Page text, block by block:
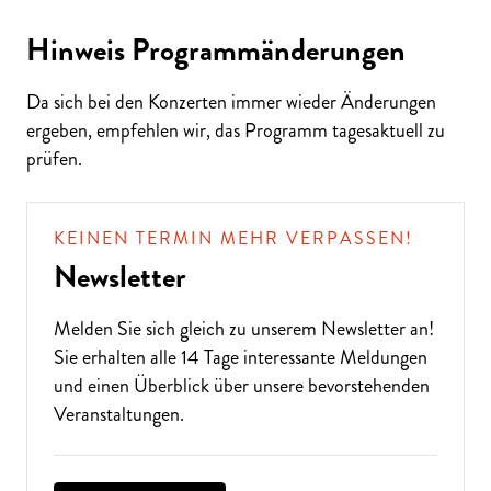
ALTE MUSIK BIS ZEITGENÖSSISCH
LIEBEN SIE DIE OPER?
Hinweis Programmänderungen
Da sich bei den Konzerten immer wieder Änderungen
ergeben, empfehlen wir, das Programm tagesaktuell zu
prüfen.
KEINEN TERMIN MEHR VERPASSEN!
Newsletter
Melden Sie sich gleich zu unserem Newsletteran!
Sie erhalten alle 14 Tage interessante Meldungen
und einen Überblick über unsere bevorstehenden
Veranstaltungen.